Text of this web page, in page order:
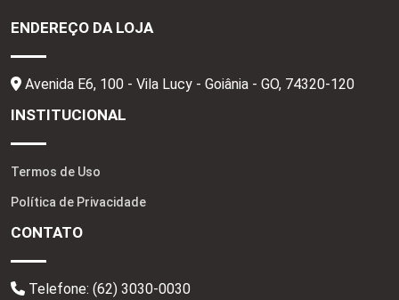
ENDEREÇO DA LOJA
Avenida E6, 100 - Vila Lucy - Goiânia - GO, 74320-120
INSTITUCIONAL
Termos de Uso
Política de Privacidade
CONTATO
Telefone: (62) 3030-0030